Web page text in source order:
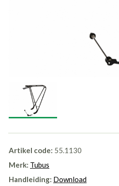
Artikel code: 55.1130
Merk: Tubus
Handleiding: Download